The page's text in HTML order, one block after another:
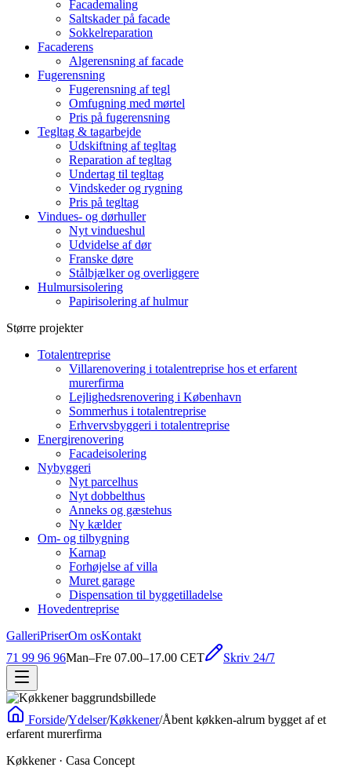
Facademaling
Saltskader på facade
Sokkelreparation
Facaderens
Algerensning af facade
Fugerensning
Fugerensning af tegl
Omfugning med mørtel
Pris på fugerensning
Tegltag & tagarbejde
Udskiftning af tegltag
Reparation af tegltag
Undertag til tegltag
Vindskeder og rygning
Pris på tegltag
Vindues- og dørhuller
Nyt vindueshul
Udvidelse af dør
Franske døre
Stålbjælker og overliggere
Hulmursisolering
Papirisolering af hulmur
Større projekter
Totalentreprise
Villarenovering i totalentreprise hos et erfarent
murerfirma
Lejlighedsrenovering i København
Sommerhus i totalentreprise
Erhvervsbyggeri i totalentreprise
Energirenovering
Facadeisolering
Nybyggeri
Nyt parcelhus
Nyt dobbelthus
Anneks og gæstehus
Ny kælder
Om- og tilbygning
Karnap
Forhøjelse af villa
Muret garage
Dispensation til byggetilladelse
Hovedentreprise
GalleriPriserOm osKontakt
71 99 96 96Man–Fre 07.00–17.00 CET Skriv 24/7
Forside/Ydelser/Køkkener/Åbent køkken-alrum bygget af et
erfarent murerfirma
Køkkener· Casa Concept